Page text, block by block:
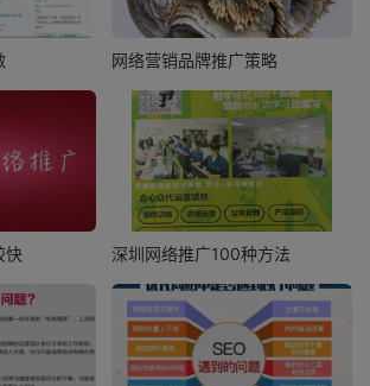
网络营销品牌推广策略
快 深圳网络推广100种方法